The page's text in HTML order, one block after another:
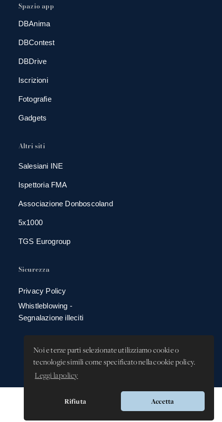
Noi e terze parti selezionate utilizziamo cookie o
tecnologie simili come specificato nella cookie policy.
Leggi la policy
Rifiuta Accetta
Spazio app
DBAnima
DBContest
DBDrive
Iscrizioni
Fotografie
Gadgets
Altri siti
Salesiani INE
Ispettoria FMA
Associazione Donboscoland
5x1000
TGS Eurogroup
Sicurezza
Privacy Policy
Whistleblowing -
Segnalazione illeciti
Versione app: 3.64.2 (18ea8745)